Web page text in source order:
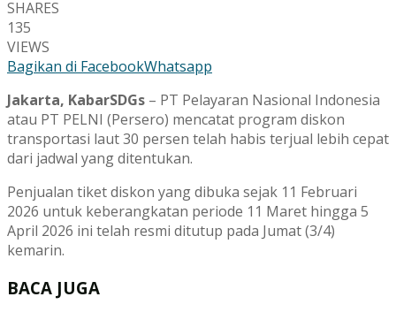
SHARES
135
VIEWS
Bagikan di FacebookWhatsapp
Jakarta, KabarSDGs – PT Pelayaran Nasional Indonesia
atau PT PELNI (Persero) mencatat program diskon
transportasi laut 30 persen telah habis terjual lebih cepat
dari jadwal yang ditentukan.
Penjualan tiket diskon yang dibuka sejak 11 Februari
2026 untuk keberangkatan periode 11 Maret hingga 5
April 2026 ini telah resmi ditutup pada Jumat (3/4)
kemarin.
BACA JUGA